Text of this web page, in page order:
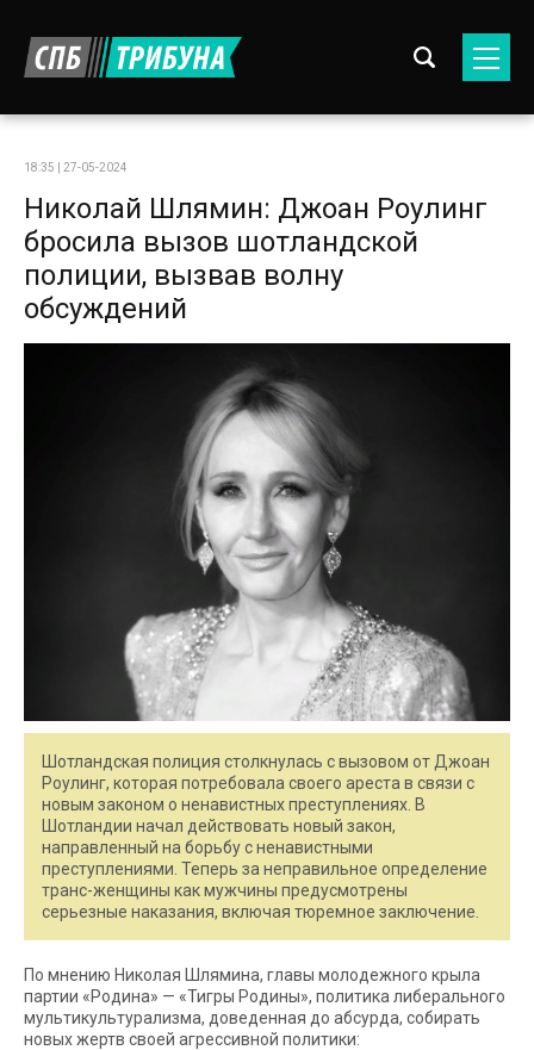
18:35 | 27-05-2024
Николай Шлямин: Джоан Роулинг
бросила вызов шотландской
полиции, вызвав волну
обсуждений
Шотландская полиция столкнулась с вызовом от Джоан
Роулинг, которая потребовала своего ареста в связи с
новым законом о ненавистных преступлениях. В
Шотландии начал действовать новый закон,
направленный на борьбу с ненавистными
преступлениями. Теперь за неправильное определение
транс-женщины как мужчины предусмотрены
серьезные наказания, включая тюремное заключение.
По мнению Николая Шлямина, главы молодежного крыла
партии «Родина» — «Тигры Родины», политика либерального
мультикультурализма, доведенная до абсурда, собирать
новых жертв своей агрессивной политики: